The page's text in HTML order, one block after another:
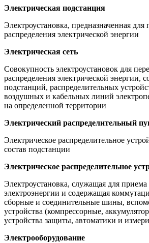
Электрическая подстанция
Электроустановка, предназначенная для
распределения электрической энергии
Электрическая сеть
Совокупность электроустановок для
распределения электрической энергии,
подстанций, распределительных
воздушных и кабельных линий
на определенной территории
Электрический распределительный
Электрическое распределительное
состав подстанции
Электрическое распределительное
Электроустановка, служащая для приема
электроэнергии и содержащая
сборные и соединительные шины,
устройства (компрессорные,
устройства защиты, автоматики и
Электрооборудование